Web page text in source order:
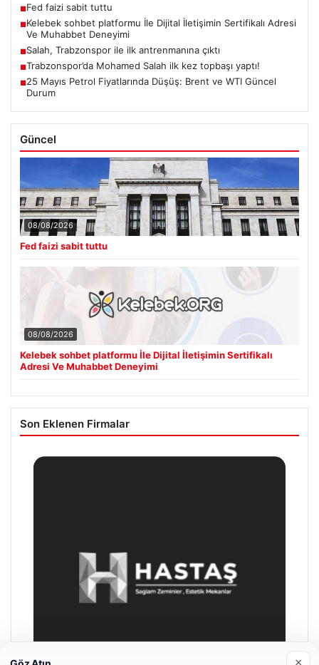
■Fed faizi sabit tuttu
■Kelebek sohbet platformu İle Dijital İletişimin Sertifikalı Adresi
Ve Muhabbet Deneyimi
■Salah, Trabzonspor ile ilk antrenmanına çıktı
■Trabzonspor’da Mohamed Salah ilk kez topbaşı yaptı!
■25 Mayıs Petrol Fiyatlarında Düşüş: Brent ve WTI Güncel
Durum
Güncel
08/08/2026
Fed faizi sabit tuttu
08/08/2026
Kelebek sohbet platformu İle Dijital İletişimin Sertifikalı
Adresi Ve Muhabbet Deneyimi
Son Eklenen Firmalar